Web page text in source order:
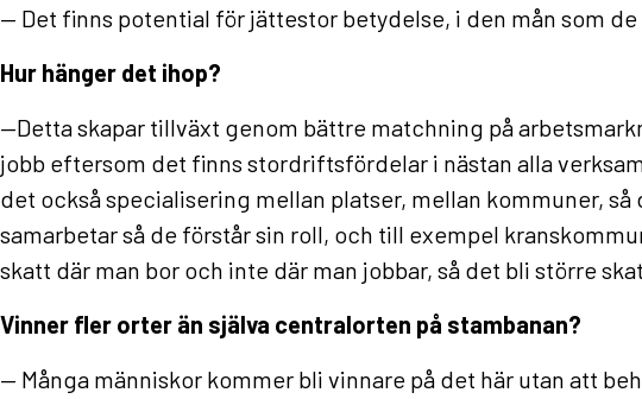
— Det finns potential för jättestor betydelse, i den mån som
Hur hänger det ihop?
—Detta skapar tillväxt genom bättre matchning på
jobb eftersom det finns stordriftsfördelar i nästan alla
det också specialisering mellan platser, mellan kommuner,
samarbetar så de förstår sin roll, och till exempel
skatt där man bor och inte där man jobbar, så det bli större
Vinner fler orter än själva centralorten på stambanan?
— Många människor kommer bli vinnare på det här utan att